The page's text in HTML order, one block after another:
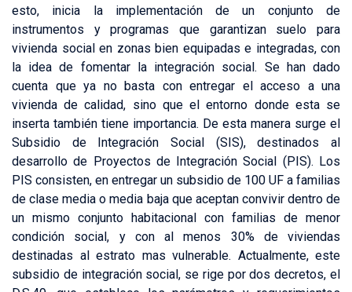
esto, inicia la implementación de un conjunto de
instrumentos y programas que garantizan suelo para
vivienda social en zonas bien equipadas e integradas, con
la idea de fomentar la integración social. Se han dado
cuenta que ya no basta con entregar el acceso a una
vivienda de calidad, sino que el entorno donde esta se
inserta también tiene importancia. De esta manera surge el
Subsidio de Integración Social (SIS), destinados al
desarrollo de Proyectos de Integración Social (PIS). Los
PIS consisten, en entregar un subsidio de 100 UF a familias
de clase media o media baja que aceptan convivir dentro de
un mismo conjunto habitacional con familias de menor
condición social, y con al menos 30% de viviendas
destinadas al estrato mas vulnerable. Actualmente, este
subsidio de integración social, se rige por dos decretos, el